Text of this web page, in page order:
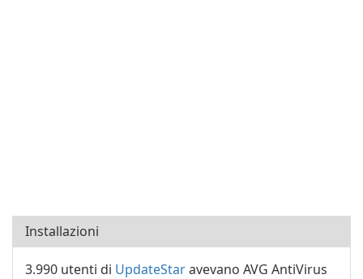
Installazioni
3.990 utenti di UpdateStaravevano AVG AntiVirus